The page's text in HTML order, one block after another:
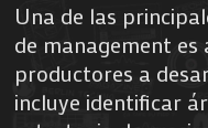
Una de las
de management es
productores a
incluye identificar